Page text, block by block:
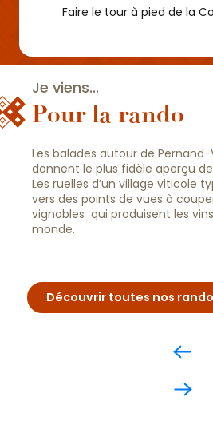
Faire le tour à pied de la
Je viens...
Pour la rando
Les balades autour de Pernand-
donnent le plus fidèle aperçu
Les ruelles d’un village viticole
vers des points de vues à
vignobles qui produisent les
monde.
Découvrir toutes nos